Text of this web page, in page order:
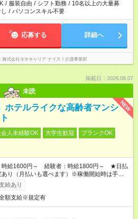
/ 服装自由 / シフト勤務 / 10名以上の大量募
/ パソコンスキル不要
応募する 詳細へ
株式会社ネオキャリア ナイス！介護事業部
掲載日：2026.08.07
未読
NEW
ホテルライクな高齢者マンシ
人未経験OK 大学生歓迎
ブランクOK
時給1600円～ 経験者：時給1800円～ ★日払
り（月払いも選べます）※稼働開始時は手続き
いとなります。
給あり
額支給※規定有